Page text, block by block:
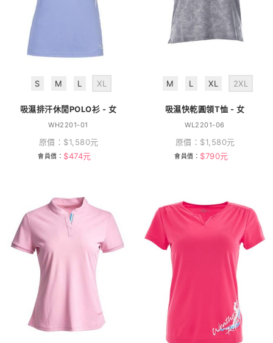
S M L XL
吸濕排汗休閒POLO衫 - 女
WH2201-01
原價： $1,580元
會員價： $474元
M L XL 2XL
吸濕快乾圓領T恤 - 女
WL2201-06
原價： $1,580元
會員價： $790元